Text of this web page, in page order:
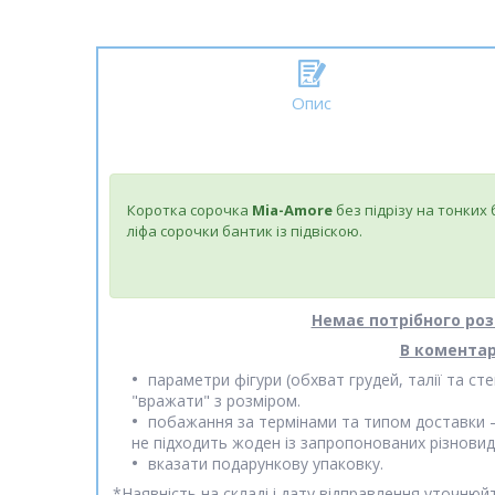
Опис
Коротка сорочка Mia-Amore без підрізу на
ліфа сорочки бантик із підвіскою.
Немає потрібного
В
параметри фігури (обхват грудей, талії та
"вражати" з розміром.
побажання за термінами та типом
не підходить жоден із запропонованих
вказати подарункову упаковку.